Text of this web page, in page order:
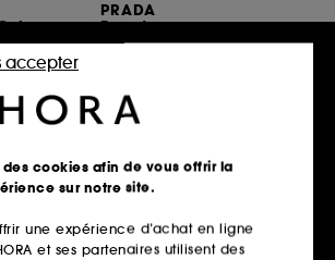
PRADA
Paradoxe
Brume parfumée florale ambrée pour les cheveux
206,67€
Ajouter au panier
cookies afin de vous offrir la
sur notre site.
une expérience d’achat en ligne
et ses partenaires utilisent des
accepter